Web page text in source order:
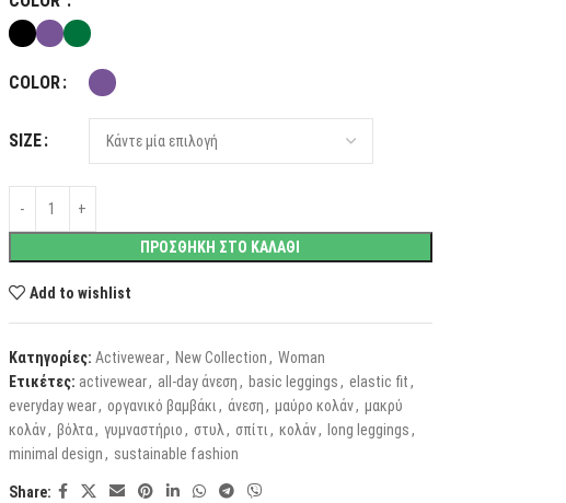
COLOR
SIZE
ΠΡΟΣΘΗΚΗ ΣΤΟ ΚΑΛΑΘΙ
Add to wishlist
Κατηγορίες: Activewear, New Collection, Woman
Ετικέτες: activewear, all-day άνεση, basic leggings, elastic fit,
everyday wear, οργανικό βαμβάκι, άνεση, μαύρο κολάν, μακρύ
κολάν, βόλτα, γυμναστήριο, στυλ, σπίτι, κολάν, long leggings,
minimal design, sustainable fashion
Share: